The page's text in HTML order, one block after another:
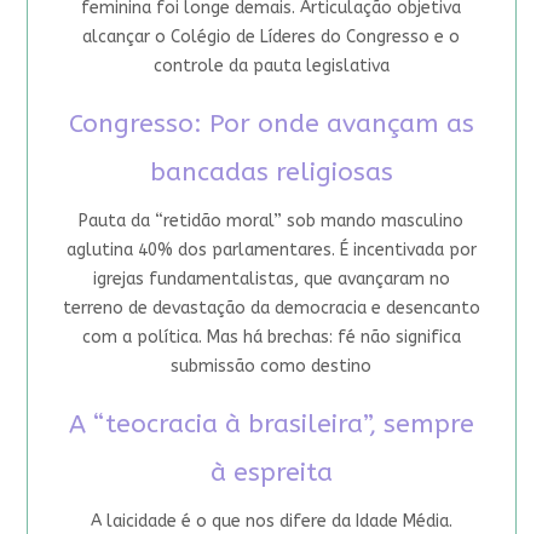
feminina foi longe demais. Articulação objetiva
alcançar o Colégio de Líderes do Congresso e o
controle da pauta legislativa
Congresso: Por onde avançam as
bancadas religiosas
Pauta da “retidão moral” sob mando masculino
aglutina 40% dos parlamentares. É incentivada por
igrejas fundamentalistas, que avançaram no
terreno de devastação da democracia e desencanto
com a política. Mas há brechas: fé não significa
submissão como destino
A “teocracia à brasileira”, sempre
à espreita
A laicidade é o que nos difere da Idade Média.